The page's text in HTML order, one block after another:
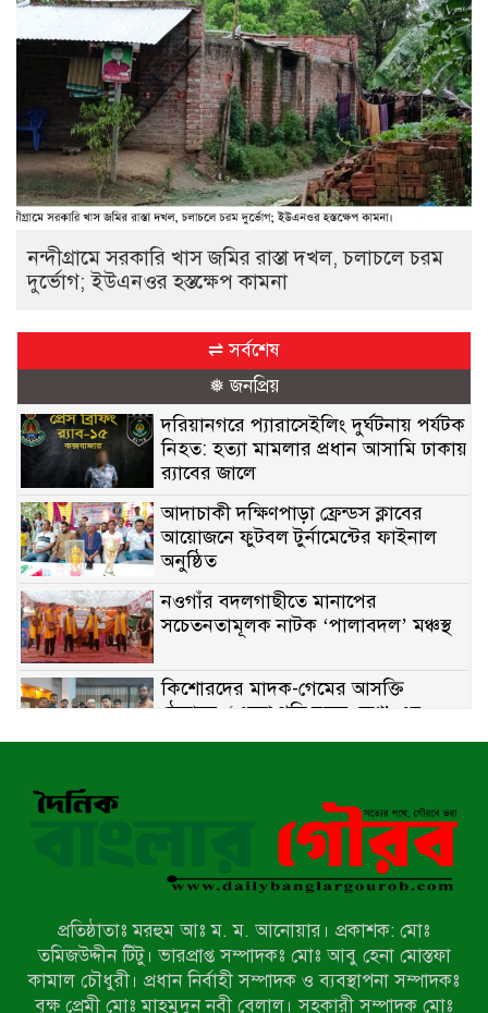
নন্দীগ্রামে সরকারি খাস জমির রাস্তা দখল, চলাচলে চরম
দুর্ভোগ; ইউএনওর হস্তক্ষেপ কামনা
⇌ সর্বশেষ
❅ জনপ্রিয়
দরিয়ানগরে প্যারাসেইলিং দুর্ঘটনায় পর্যটক
নিহত: হত্যা মামলার প্রধান আসামি ঢাকায়
র‌্যাবের জালে
আদাচাকী দক্ষিণপাড়া ফ্রেন্ডস ক্লাবের
আয়োজনে ফুটবল টুর্নামেন্টের ফাইনাল
অনুষ্ঠিত
নওগাঁর বদলগাছীতে মানাপের
সচেতনতামূলক নাটক ‘পালাবদল’ মঞ্চস্থ
কিশোরদের মাদক-গেমের আসক্তি
ঠেকাতে, ‘এসো গড়ি নতুন দেশ’-এর
ফুটবল বিতরণ
নন্দীগ্রামে সরকারি খাস জমির রাস্তা দখল,
চলাচলে চরম দুর্ভোগ; ইউএনওর হস্তক্ষেপ
নাটোরের পাটুলে পানিতে ডুবে নন্দীগ্রামের
স্কুলছাত্রের মর্মান্তিক মৃত্যু
প্রতিষ্ঠাতাঃ মরহুম আঃ ম. ম. আনোয়ার। প্রকাশক: মোঃ
তমিজউদ্দীন টিটু। ভারপ্রাপ্ত সম্পাদকঃ মোঃ আবু হেনা মোস্তফা
কামাল চৌধুরী। প্রধান নির্বাহী সম্পাদক ও ব্যবস্থাপনা সম্পাদকঃ
বৃক্ষ প্রেমী মোঃ মাহমুদুন নবী বেলাল। সহকারী সম্পাদক মোঃ